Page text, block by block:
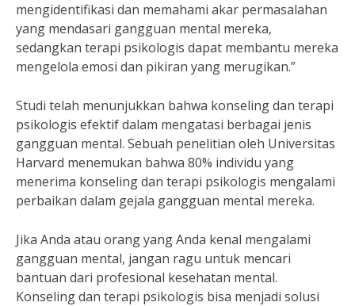
mengidentifikasi dan memahami akar permasalahan
yang mendasari gangguan mental mereka,
sedangkan terapi psikologis dapat membantu mereka
mengelola emosi dan pikiran yang merugikan.”
Studi telah menunjukkan bahwa konseling dan terapi
psikologis efektif dalam mengatasi berbagai jenis
gangguan mental. Sebuah penelitian oleh Universitas
Harvard menemukan bahwa 80% individu yang
menerima konseling dan terapi psikologis mengalami
perbaikan dalam gejala gangguan mental mereka.
Jika Anda atau orang yang Anda kenal mengalami
gangguan mental, jangan ragu untuk mencari
bantuan dari profesional kesehatan mental.
Konseling dan terapi psikologis bisa menjadi solusi